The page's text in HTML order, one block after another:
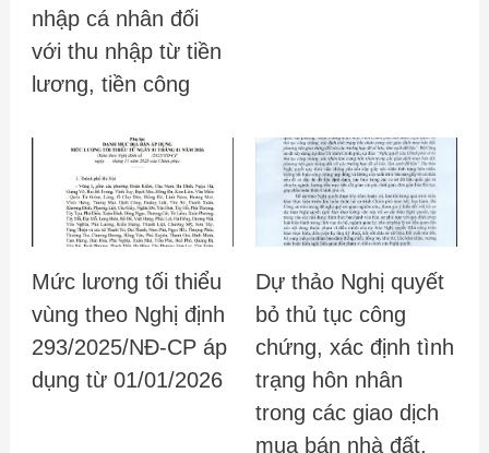
nhập cá nhân đối
với thu nhập từ tiền
lương, tiền công
Mức lương tối thiểu
vùng theo Nghị định
293/2025/NĐ-CP áp
dụng từ 01/01/2026
Dự thảo Nghị quyết
bỏ thủ tục công
chứng, xác định tình
trạng hôn nhân
trong các giao dịch
mua bán nhà đất,